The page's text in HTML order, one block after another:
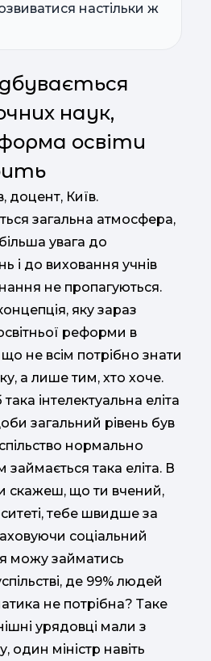
настільки ж
наук,
освіти
доцент, Київ.
загальна атмосфера,
увага до
і до виховання учнів
не пропагуються.
яку зараз
реформи в
що не всім потрібно знати
а лише тим, хто хоче.
інтелектуальна еліта
загальний рівень був
нормально
така еліта. В
скажеш, що ти вчений,
тебе швидше за
соціальний
я можу займатись
де 99% людей
не потрібна? Таке
урядовці мали з
один міністр навіть